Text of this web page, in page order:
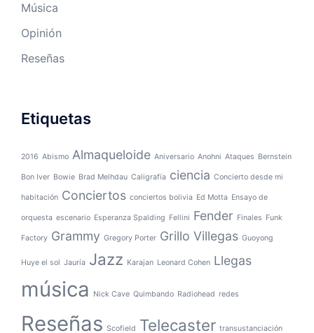
Música
Opinión
Reseñas
Etiquetas
2016 Abismo Almaqueloide Aniversario Anohni Ataques Bernstein
Bon Iver Bowie Brad Melhdau Caligrafía ciencia Concierto desde mi
habitación Conciertos conciertos bolivia Ed Motta Ensayo de
orquesta escenario Esperanza Spalding Fellini Fender Finales Funk
Factory Grammy Gregory Porter Grillo Villegas Guoyong
Huye el sol Jauría Jazz Karajan Leonard Cohen Llegas
música Nick Cave Quimbando Radiohead redes
Reseñas Scofield Telecaster transustanciación